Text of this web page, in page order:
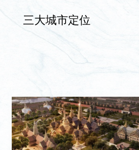
三大城市定位